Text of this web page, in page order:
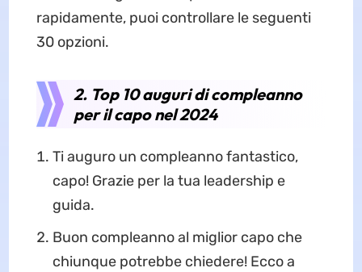
rapidamente, puoi controllare le seguenti
30 opzioni.
2. Top 10 auguri di compleanno
per il capo nel 2024
Ti auguro un compleanno fantastico,
capo! Grazie per la tua leadership e
guida.
Buon compleanno al miglior capo che
chiunque potrebbe chiedere! Ecco a